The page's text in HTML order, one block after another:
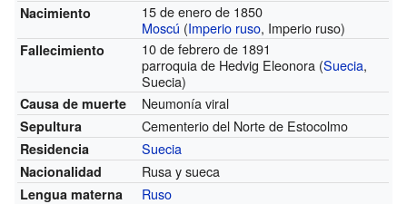
Nacimiento
15 de enero de 1850
Moscú (Imperio ruso, Imperio ruso)
Fallecimiento
10 de febrero de 1891
parroquia de Hedvig Eleonora (Suecia,
Suecia)
Causa de muerte Neumonía viral
Sepultura Cementerio del Norte de Estocolmo
Residencia Suecia
Nacionalidad Rusa y sueca
Lengua materna Ruso